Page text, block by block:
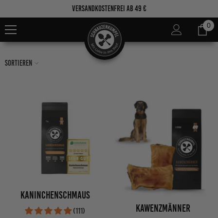
Versandkostenfrei ab 49 €
00
Sortieren
Kaninchenschmaus
(111) Kawenzmänner